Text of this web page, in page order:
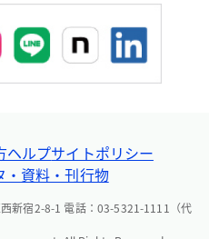
ヘルプサイトポリシー
・資料・刊行物
新宿2-8-1 電話：03-5321-1111（代